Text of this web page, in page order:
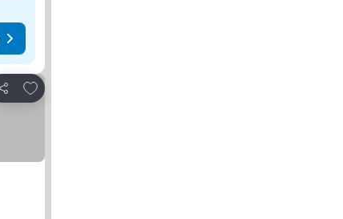
Teilen
Zu Favoriten hinzufügen